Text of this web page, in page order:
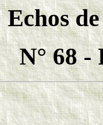
Echos
N° 68 -